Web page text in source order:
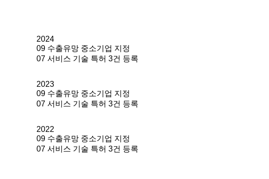
2024
09 수출유망 중소기업 지정
07 서비스 기술 특허 3건 등록
2023
09 수출유망 중소기업 지정
07 서비스 기술 특허 3건 등록
2022
09 수출유망 중소기업 지정
07 서비스 기술 특허 3건 등록